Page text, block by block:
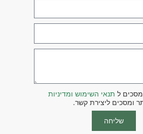
ל תנאי השימוש ומדיניות
ומסכים ליצירת קשר.
שליחה